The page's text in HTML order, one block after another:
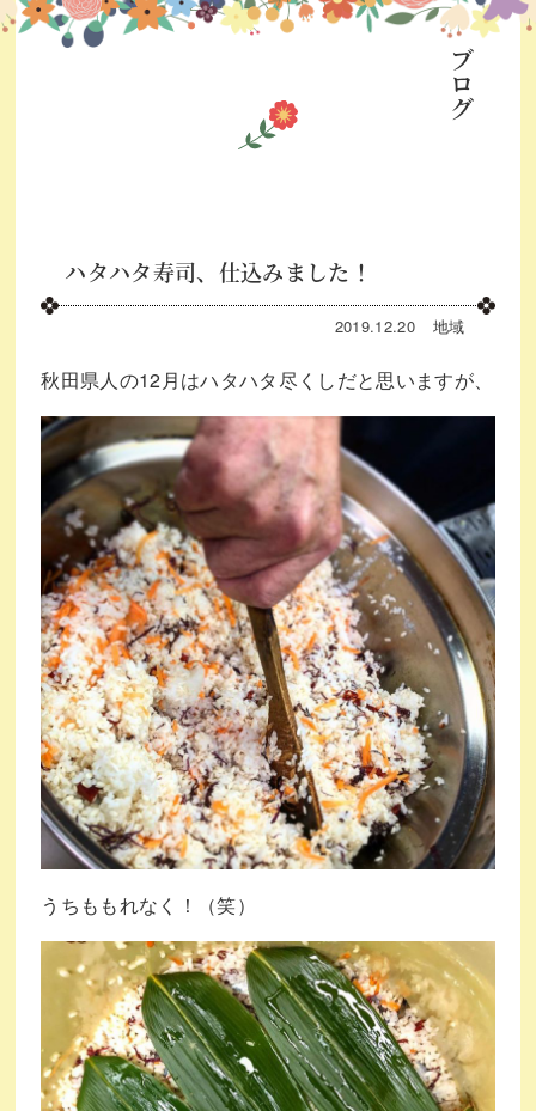
ブログ
ハタハタ寿司、仕込みました！
2019.12.20 地域
秋田県人の12月はハタハタ尽くしだと思いますが、
うちももれなく！（笑）